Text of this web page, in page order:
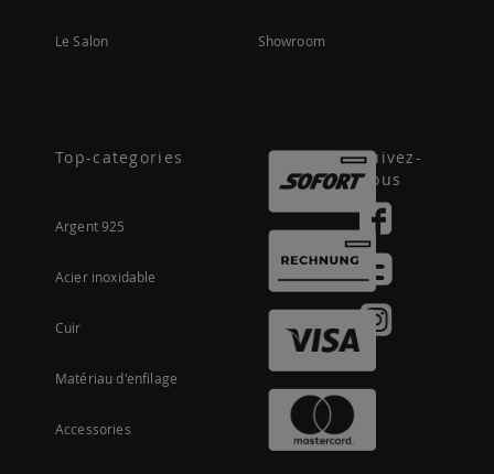
Le Salon Showroom
Top-categories
Argent 925
Acier inoxidable
Cuir
Matériau d'enfilage
Accessories
Suivez-
nous